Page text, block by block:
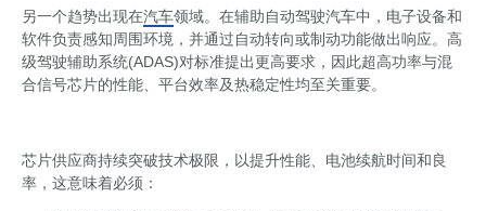
另一个趋势出现在汽车领域。在辅助自动驾驶汽车中，电子设备和
软件负责感知周围环境，并通过自动转向或制动功能做出响应。高
级驾驶辅助系统(ADAS)对标准提出更高要求，因此超高功率与混
合信号芯片的性能、平台效率及热稳定性均至关重要。
芯片供应商持续突破技术极限，以提升性能、电池续航时间和良
率，这意味着必须：